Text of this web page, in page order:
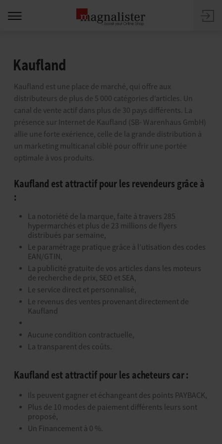
Kaufland
Kaufland est une place de marché, qui offre aux
distributeurs de plus de 5 000 catégories d’articles. Un
canal de vente actif dans plus de 30 pays différents. La
présence sur Internet de Kaufland (SB- Warenhaus GmbH)
allie une forte exérience, celle de la grande distribution à
un marketing multicanal ciblé pour offrir une portée
optimale à vos produits.
Kaufland est attractif pour les revendeurs grâce à
:
La notoriété de la marque, faite à travers 285
hypermarchés et plus de 23 millions de flyers
distribués par semaine,
Le paramétrage pratique grâce à l’utisation des codes
EAN/GTIN,
La publicité gratuite de vos articles dans les moteurs
de recherche de prix, SEO et SEA,
Le service direct et personnalisé,
Le revenus des ventes provenant directement de
Kaufland
Aucune condition contractuelle,
La transparent des coûts.
Kaufland est attractif pour les acheteurs car :
Ils peuvent gagner et échangeant des points PAYBACK,
Plus de 10 modes de paiement différents leurs sont
proposé,
Un Financement à 0 %.